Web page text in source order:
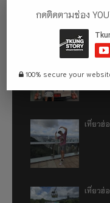
รีวิว 1
เที่ยวฮ่
เที่ยวฮ่
กดติดตามช่อง
100% secure your